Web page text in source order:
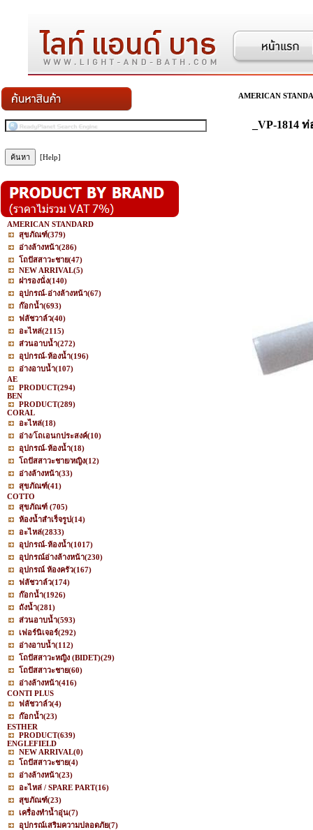
[Help]
AMERICAN STANDARD
สุขภัณฑ์(379)
อ่างล้างหน้า(286)
โถปัสสาวะชาย(47)
NEW ARRIVAL(5)
ฝารองนั่ง(140)
อุปกรณ์-อ่างล้างหน้า(67)
ก๊อกน้ำ(693)
ฟลัชวาล์ว(40)
อะไหล่(2115)
ส่วนอาบน้ำ(272)
อุปกรณ์-ห้องน้ำ(196)
อ่างอาบน้ำ(107)
AE
PRODUCT(294)
BEN
PRODUCT(289)
CORAL
อะไหล่(18)
อ่าง/โถเอนกประสงค์(10)
อุปกรณ์-ห้องน้ำ(18)
โถปัสสาวะชาย/หญิง(12)
อ่างล้างหน้า(33)
สุขภัณฑ์(41)
COTTO
สุขภัณฑ์ (705)
ห้องน้ำสำเร็จรูป(14)
อะไหล่(2833)
อุปกรณ์-ห้องน้ำ(1017)
อุปกรณ์อ่างล้างหน้า(230)
อุปกรณ์ ห้องครัว(167)
ฟลัชวาล์ว(174)
ก๊อกน้ำ(1926)
ถังน้ำ(281)
ส่วนอาบน้ำ(593)
เฟอร์นิเจอร์(292)
อ่างอาบน้ำ(112)
โถปัสสาวะหญิง (BIDET)(29)
โถปัสสาวะชาย(60)
อ่างล้างหน้า(416)
CONTI PLUS
ฟลัชวาล์ว(4)
ก๊อกน้ำ(23)
ESTHER
PRODUCT(639)
ENGLEFIELD
NEW ARRIVAL(0)
โถปัสสาวะชาย(4)
อ่างล้างหน้า(23)
อะไหล่ / SPARE PART(16)
สุขภัณฑ์(23)
เครื่องทำน้ำอุ่น(7)
อุปกรณ์เสริมความปลอดภัย(7)
AMERICAN
_VP-1814